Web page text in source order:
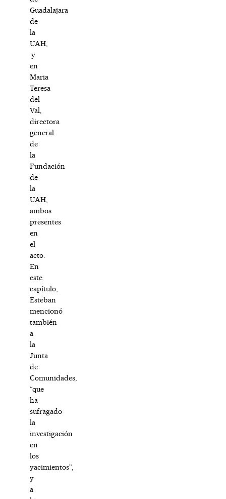
Guadalajara
de
la
UAH,
y
en
Maria
Teresa
del
Val,
directora
general
de
la
Fundación
de
la
UAH,
ambos
presentes
en
el
acto.
En
este
capítulo,
Esteban
mencionó
también
a
la
Junta
de
Comunidades,
“que
ha
sufragado
la
investigación
en
los
yacimientos”,
y
a